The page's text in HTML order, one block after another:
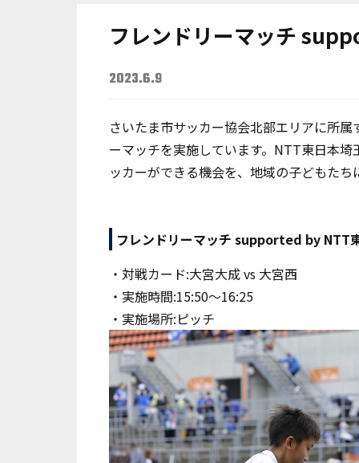
フレンドリーマッチ
2023.6.9
さいたま市サッカー協会北部エリアに所
ーマッチを実施しています。NTT東日本
ッカーができる機会を、地域の子どもたち
フレンドリーマッチ supported by NTT
・対戦カード:大宮大成vs 大宮西
・実施時間:15:50〜16:25
・実施場所:ピッチ